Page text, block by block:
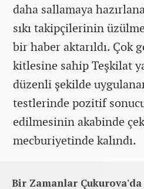
daha sallamaya
sıkı takipçilerinin
bir haber aktarıldı. Çok
kitlesine sahip Teşkilat
düzenli şekilde
testlerinde pozitif
edilmesinin akabinde
mecburiyetinde kalındı.
Bir Zamanlar Çukurova'da